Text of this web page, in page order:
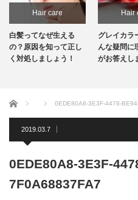
Hair care
白髪ってなぜ生える
の？原因を知って正し
く対処しましょう！
Hair
グレイカラ
んな疑問に
がお答えし
ホーム 0EDE80A8-3E3F-4478-
2019.03.7
0EDE80A8-3E3F-
7F0A68837FA7